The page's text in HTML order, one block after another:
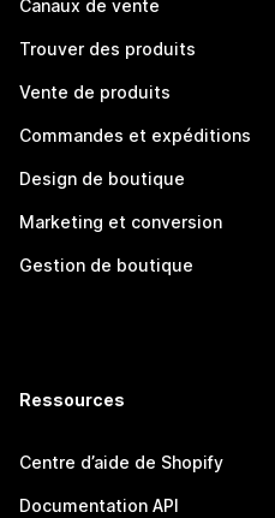
Canaux de vente
Trouver des produits
Vente de produits
Commandes et expéditions
Design de boutique
Marketing et conversion
Gestion de boutique
Ressources
Centre d’aide de Shopify
Documentation API